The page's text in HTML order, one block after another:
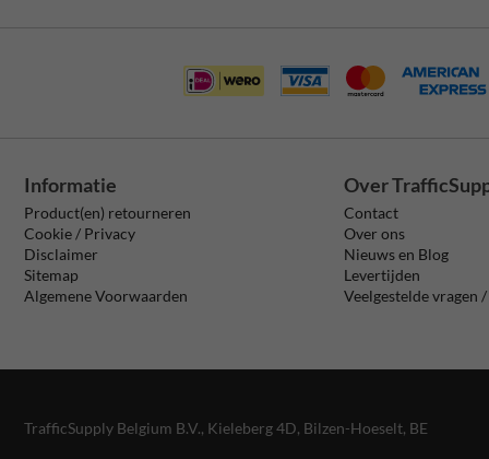
Informatie
Product(en) retourneren
Cookie / Privacy
Disclaimer
Sitemap
Algemene Voorwaarden
Over
Contact
Over ons
Nieuws en Blog
Levertijden
Veelgestelde vragen
TrafficSupply Belgium B.V., Kieleberg 4D, Bilzen-Hoeselt, BE